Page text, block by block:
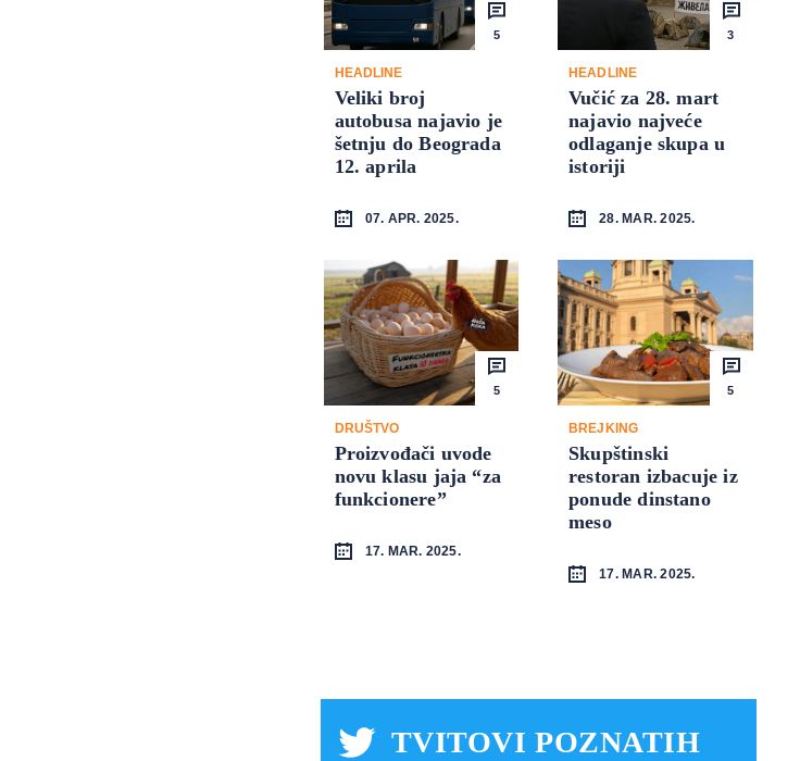
5
HEADLINE
Veliki broj
autobusa najavio je
šetnju do Beograda
12. aprila
07. APR. 2025.
3
HEADLINE
Vučić za 28. mart
najavio najveće
odlaganje skupa u
istoriji
28. MAR. 2025.
5
DRUŠTVO
Proizvođači uvode
novu klasu jaja “za
funkcionere”
17. MAR. 2025.
5
BREJKING
Skupštinski
restoran izbacuje iz
ponude dinstano
meso
17. MAR. 2025.
TVITOVI POZNATIH